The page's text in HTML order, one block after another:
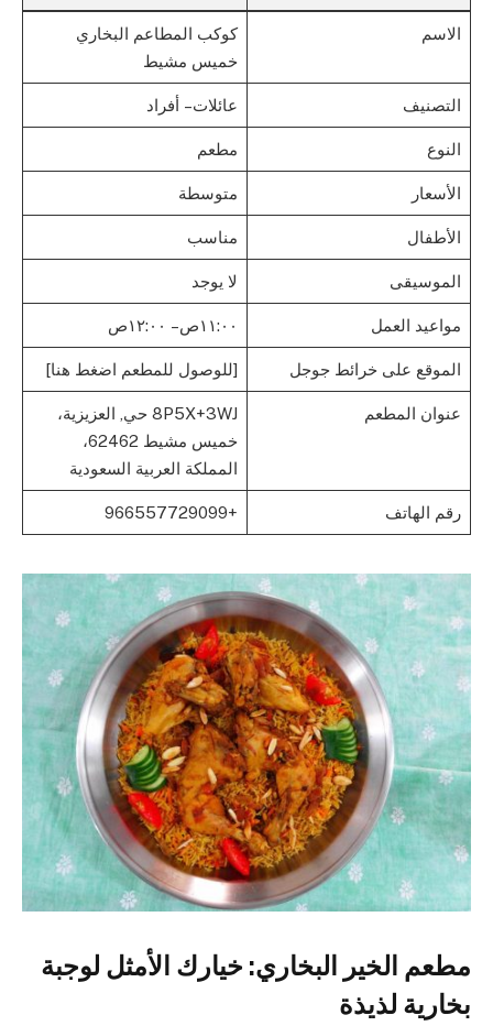
الاسم
كوكب المطاعم البخاري
خميس مشيط
التصنيف عائلات – أفراد
النوع مطعم
الأسعار متوسطة
الأطفال مناسب
الموسيقى لا يوجد
مواعيد العمل ١١:٠٠ص – ١٢:٠٠ص
الموقع على خرائط جوجل [للوصول للمطعم اضغط هنا]
عنوان المطعم
8P5X+3WJ حي, العزيزية،
خميس مشيط 62462،
المملكة العربية السعودية
رقم الهاتف +966557729099
مطعم الخير البخاري: خيارك الأمثل لوجبة
بخارية لذيذة